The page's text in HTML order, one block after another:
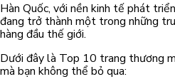
Hàn Quốc, với nền kinh tế phát
đang trở thành một trong những
hàng đầu thế giới.
Dưới đây là Top 10 trang thương
mà bạn không thể bỏ qua: